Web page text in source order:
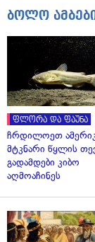
ბოლო
ფლორა და ფაუნა
ჩრდილოეთ
მტკნარი წყლის
გადამდები კიბო
აღმოაჩინეს